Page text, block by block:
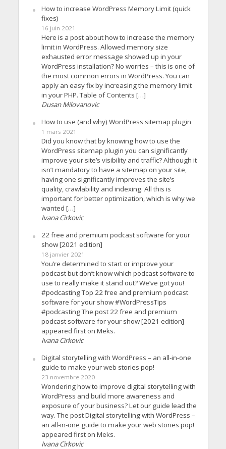
How to increase WordPress Memory Limit (quick
fixes)
16 juin 2021
Here is a post about how to increase the memory
limit in WordPress. Allowed memory size
exhausted error message showed up in your
WordPress installation? No worries – this is one of
the most common errors in WordPress. You can
apply an easy fix by increasing the memory limit
in your PHP. Table of Contents […]
Dusan Milovanovic
How to use (and why) WordPress sitemap plugin
1 mars 2021
Did you know that by knowing how to use the
WordPress sitemap plugin you can significantly
improve your site’s visibility and traffic? Although it
isn’t mandatory to have a sitemap on your site,
having one significantly improves the site’s
quality, crawlability and indexing. All this is
important for better optimization, which is why we
wanted […]
Ivana Cirkovic
22 free and premium podcast software for your
show [2021 edition]
18 janvier 2021
You’re determined to start or improve your
podcast but don’t know which podcast software to
use to really make it stand out? We’ve got you!
#podcasting Top 22 free and premium podcast
software for your show #WordPressTips
#podcasting The post 22 free and premium
podcast software for your show [2021 edition]
appeared first on Meks.
Ivana Cirkovic
Digital storytelling with WordPress – an all-in-one
guide to make your web stories pop!
23 novembre 2020
Wondering how to improve digital storytelling with
WordPress and build more awareness and
exposure of your business? Let our guide lead the
way. The post Digital storytelling with WordPress –
an all-in-one guide to make your web stories pop!
appeared first on Meks.
Ivana Cirkovic